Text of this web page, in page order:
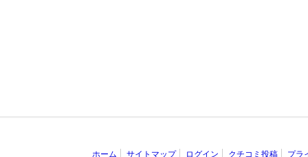
ホーム サイトマップ ログイン クチコミ投稿 プラ